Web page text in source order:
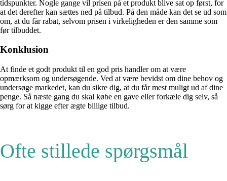
tidspunkter. Nogle gange vil prisen på et produkt blive sat op først, for
at det derefter kan sættes ned på tilbud. På den måde kan det se ud som
om, at du får rabat, selvom prisen i virkeligheden er den samme som
før tilbuddet.
Konklusion
At finde et godt produkt til en god pris handler om at være
opmærksom og undersøgende. Ved at være bevidst om dine behov og
undersøge markedet, kan du sikre dig, at du får mest muligt ud af dine
penge. Så næste gang du skal købe en gave eller forkæle dig selv, så
sørg for at kigge efter ægte billige tilbud.
Ofte stillede spørgsmål